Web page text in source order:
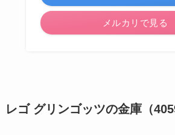
メルカリで見る
レゴ グリンゴッツの金庫（